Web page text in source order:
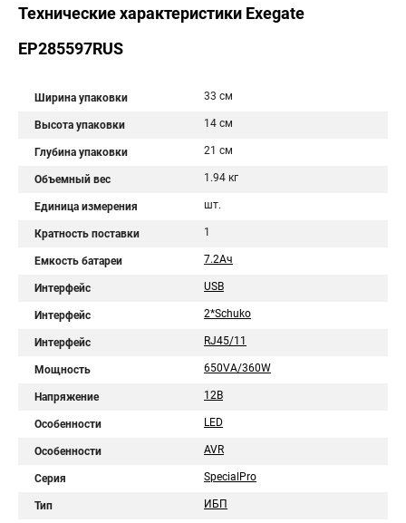
Технические характеристики Exegate
EP285597RUS
Ширина упаковки 33 см
Высота упаковки 14 см
Глубина упаковки 21 см
Объемный вес 1.94 кг
Единица измерения шт.
Кратность поставки 1
Емкость батареи 7.2Aч
Интерфейс USB
Интерфейс 2*Schuko
Интерфейс RJ45/11
Мощность 650VA/360W
Напряжение 12В
Особенности LED
Особенности AVR
Серия SpecialPro
Тип ИБП